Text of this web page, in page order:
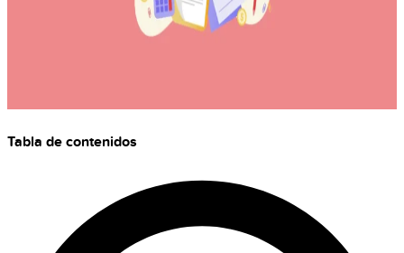
Tabla de contenidos